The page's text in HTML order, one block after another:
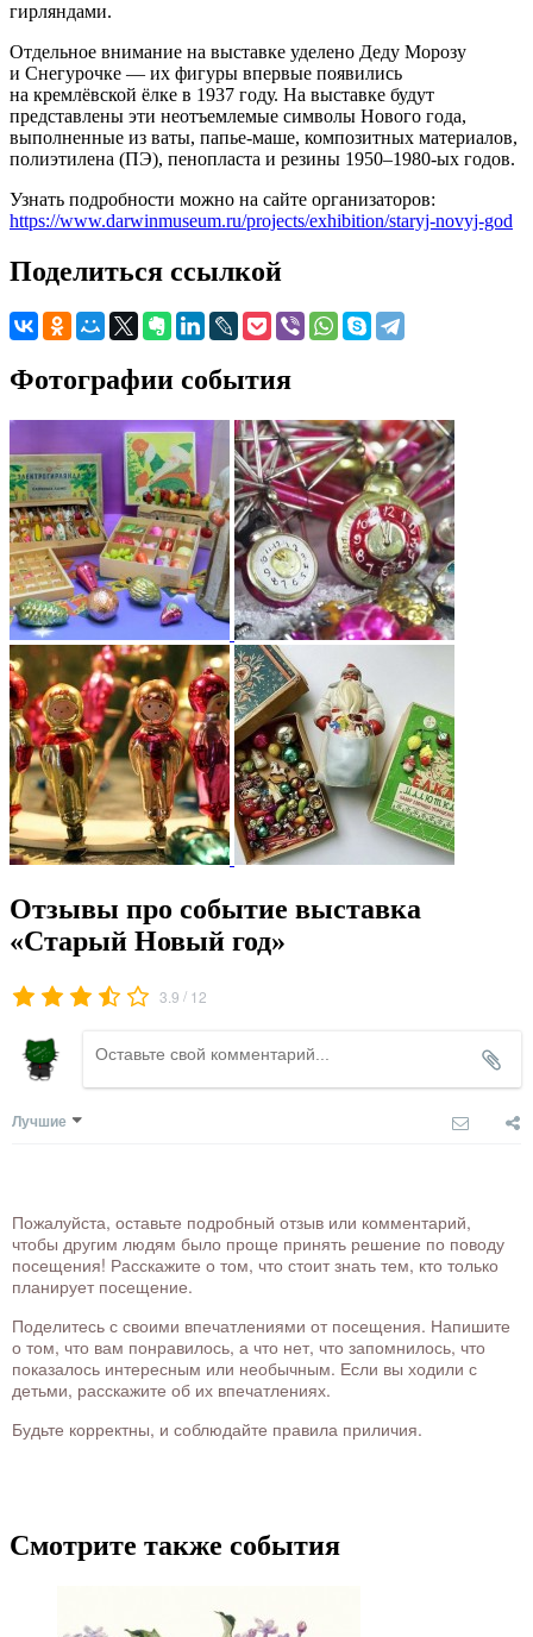
гирляндами.
Отдельное внимание на выставке уделено Деду Морозу
и Снегурочке — их фигуры впервые появились
на кремлёвской ёлке в 1937 году. На выставке будут
представлены эти неотъемлемые символы Нового года,
выполненные из ваты, папье-маше, композитных материалов,
полиэтилена (ПЭ), пенопласта и резины 1950–1980-ых годов.
Узнать подробности можно на сайте организаторов:
https://www.darwinmuseum.ru/projects/exhibition/staryj-novyj-god
Поделиться ссылкой
Фотографии события
Отзывы про событие выставка
«Старый Новый год»
3.9 / 12
Лучшие
Пожалуйста, оставьте подробный отзыв или комментарий,
чтобы другим людям было проще принять решение по поводу
посещения! Расскажите о том, что стоит знать тем, кто только
планирует посещение.
Поделитесь с своими впечатлениями от посещения. Напишите
о том, что вам понравилось, а что нет, что запомнилось, что
показалось интересным или необычным. Если вы ходили с
детьми, расскажите об их впечатлениях.
Будьте корректны, и соблюдайте правила приличия.
Смотрите также события